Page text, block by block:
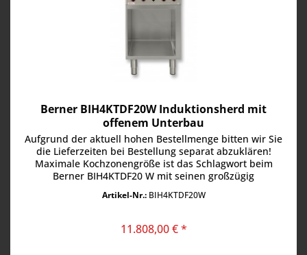
Berner BIH4KTDF20W Induktionsherd mit
offenem Unterbau
Aufgrund der aktuell hohen Bestellmenge bitten wir Sie
die Lieferzeiten bei Bestellung separat abzuklären!
Maximale Kochzonengröße ist das Schlagwort beim
Berner BIH4KTDF20 W mit seinen großzügig
Artikel-Nr.:BIH4KTDF20W
11.808,00 € *